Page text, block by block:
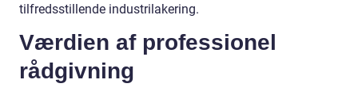
tilfredsstillende industrilakering.
Værdien af professionel
rådgivning